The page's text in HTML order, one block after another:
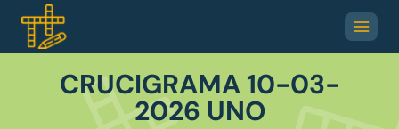
CRUCIGRAMA 10-03-
2026 UNO